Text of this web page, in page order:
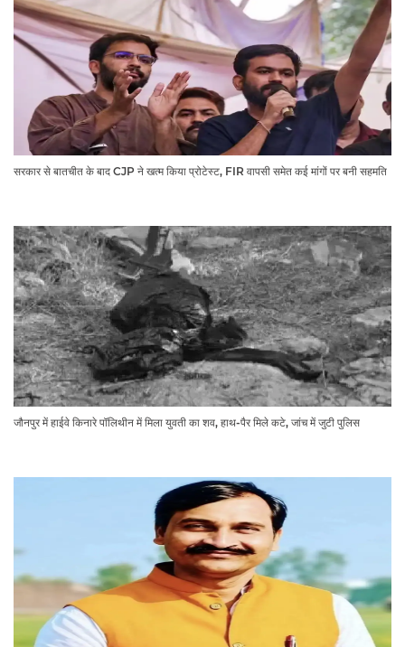
सरकार से बातचीत के बाद CJP ने खत्म किया प्रोटेस्ट, FIR वापसी समेत कई मांगों पर बनी सहमति
जौनपुर में हाईवे किनारे पॉलिथीन में मिला युवती का शव, हाथ-पैर मिले कटे, जांच में जुटी पुलिस